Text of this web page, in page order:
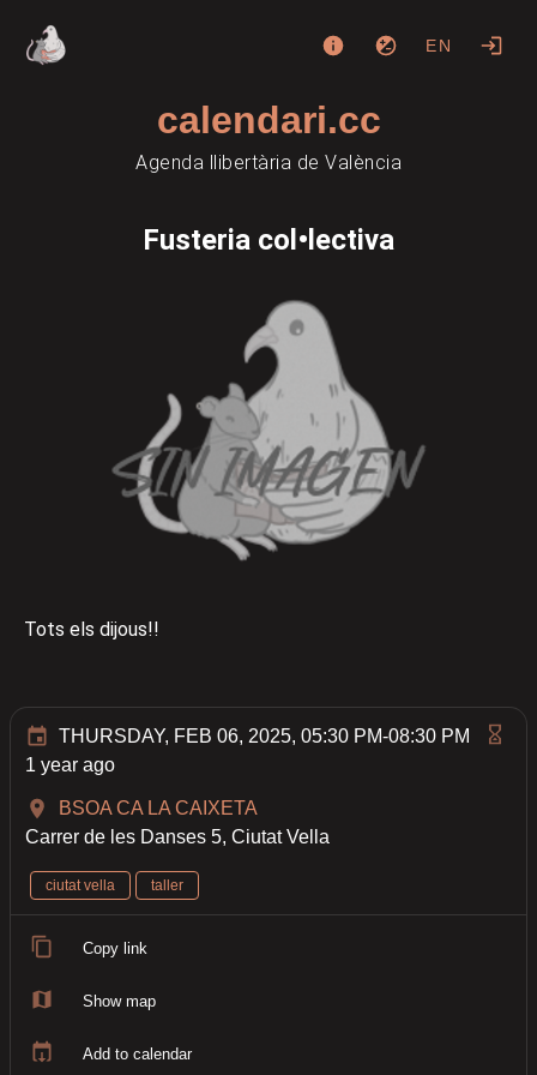
EN
calendari.cc
Agenda llibertària de València
Fusteria col•lectiva
Tots els dijous!!
THURSDAY, FEB 06, 2025, 05:30 PM-08:30 PM
1 year ago
BSOA CA LA CAIXETA
Carrer de les Danses 5, Ciutat Vella
ciutat vella taller
Copy link
Show map
Add to calendar